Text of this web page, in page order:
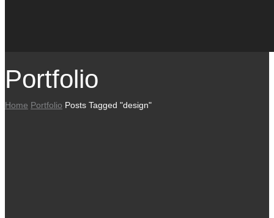
Portfolio
Home Portfolio Posts Tagged "design"